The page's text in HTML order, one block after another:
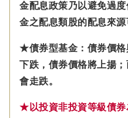
金配息政策乃以避免過
金之配息類股的配息來源
★債券型基金：債券價格
下跌，債券價格將上揚
會走跌。
★以投資非投資等級債券